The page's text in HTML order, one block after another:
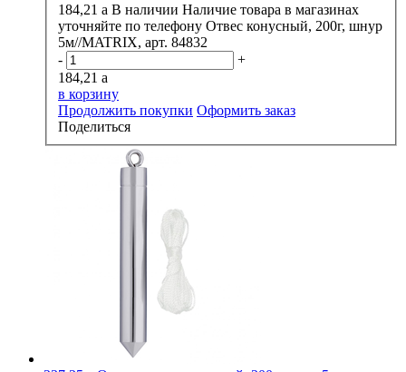
184,21 a В наличии Наличие товара в магазинах
уточняйте по телефону Отвес конусный, 200г, шнур
5м//MATRIX, арт. 84832
-
+
184,21 a
в корзину
Продолжить покупки Оформить заказ
Поделиться